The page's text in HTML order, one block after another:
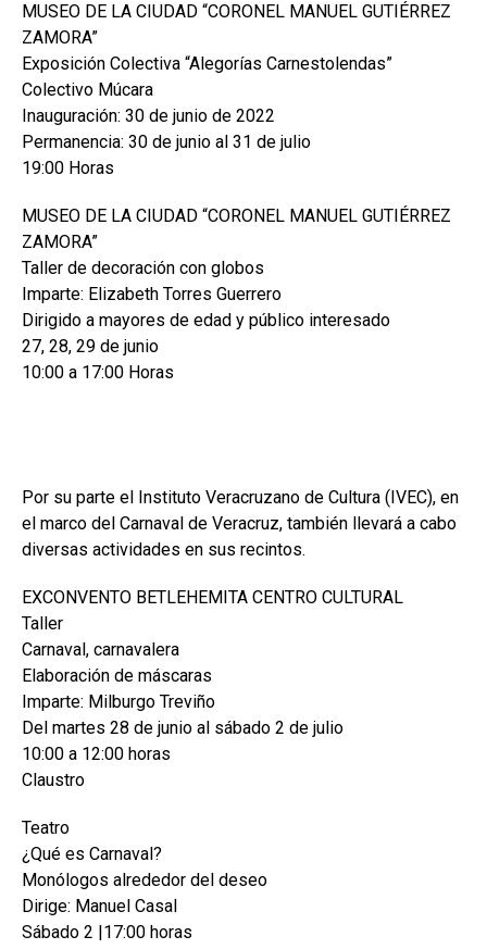
MUSEO DE LA CIUDAD “CORONEL MANUEL GUTIÉRREZ
ZAMORA”
Exposición Colectiva “Alegorías Carnestolendas”
Colectivo Múcara
Inauguración: 30 de junio de 2022
Permanencia: 30 de junio al 31 de julio
19:00 Horas
MUSEO DE LA CIUDAD “CORONEL MANUEL GUTIÉRREZ
ZAMORA”
Taller de decoración con globos
Imparte: Elizabeth Torres Guerrero
Dirigido a mayores de edad y público interesado
27, 28, 29 de junio
10:00 a 17:00 Horas
Por su parte el Instituto Veracruzano de Cultura (IVEC), en
el marco del Carnaval de Veracruz, también llevará a cabo
diversas actividades en sus recintos.
EXCONVENTO BETLEHEMITA CENTRO CULTURAL
Taller
Carnaval, carnavalera
Elaboración de máscaras
Imparte: Milburgo Treviño
Del martes 28 de junio al sábado 2 de julio
10:00 a 12:00 horas
Claustro
Teatro
¿Qué es Carnaval?
Monólogos alrededor del deseo
Dirige: Manuel Casal
Sábado 2 |17:00 horas